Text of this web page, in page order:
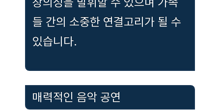
들 간의 소중한 연결고리가 될 수
있습니다.
매력적인 음악 공연